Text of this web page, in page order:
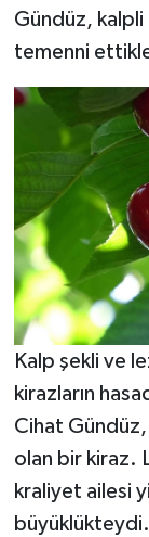
Gündüz, kalpli
temenni
Kalp şekli ve
kirazların
Cihat Gündüz,
olan bir kiraz.
kraliyet ailesi